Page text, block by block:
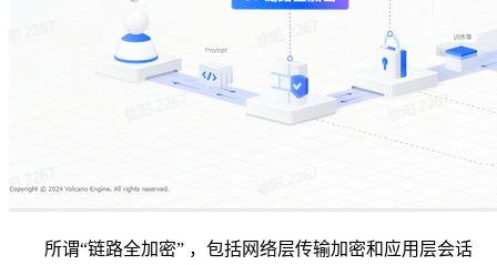
所谓“链路全加密” ，包括网络层传输加密和应用层会话